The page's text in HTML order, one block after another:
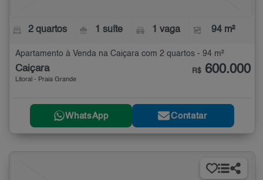
2 quartos 1 suíte 1 vaga 94 m²
Apartamento à Venda na Caiçara com 2 quartos - 94 m²
Caiçara
Litoral - Praia Grande
R$ 600.000
WhatsApp Contatar